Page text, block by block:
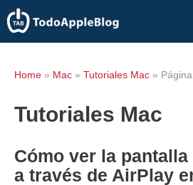
Saltar
al
Home » Mac » Tutoriales Mac »
Tutoriales Mac
Cómo ver la
a través de AirPlay